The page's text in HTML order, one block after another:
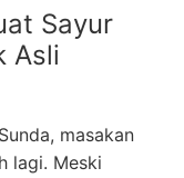
Sayur
Asli
masakan
lagi. Meski